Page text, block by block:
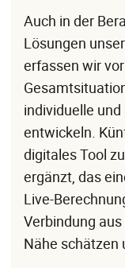
Auch in der
Lösungen
erfassen wir
individuelle
entwickeln.
digitales Tool
ergänzt, das
Live-
Verbindung
Nähe schätzen